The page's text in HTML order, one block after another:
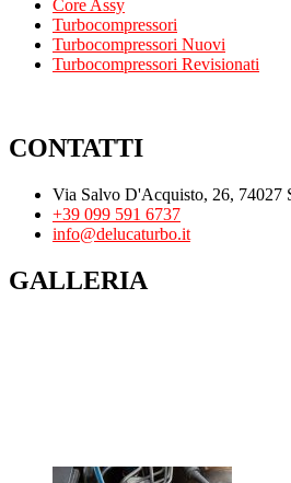
Core Assy
Turbocompressori
Turbocompressori Nuovi
Turbocompressori Revisionati
CONTATTI
Via Salvo D'Acquisto, 26, 74027
+39 099 591 6737
info@delucaturbo.it
GALLERIA